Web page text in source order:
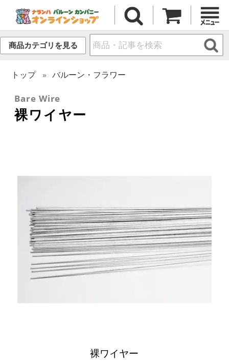
商品カテゴリを見る
トップ バルーン・フラワー
Bare Wire
裸ワイヤー
裸ワイヤー